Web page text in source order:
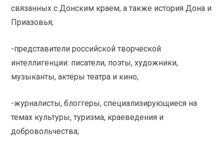
связанных с Донским краем, а также история Дона и
Приазовья;
-представители российской творческой
интеллигенции: писатели, поэты, художники,
музыканты, актёры театра и кино;
-журналисты, блоггеры, специализирующиеся на
темах культуры, туризма, краеведения и
добровольчества;